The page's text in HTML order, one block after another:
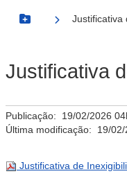
Botão Menu
Justificativa
Justificativa
Publicação: 19/02/2026
Última modificação: 19/
Justificativa de